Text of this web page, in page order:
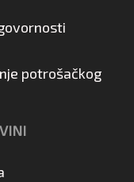
potrošačkog